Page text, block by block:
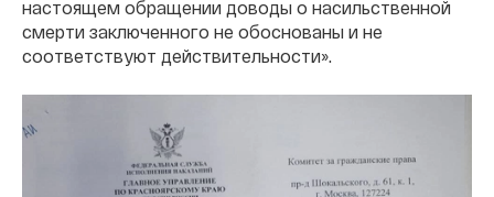
настоящем обращении доводы о насильственной
смерти заключенного не обоснованы и не
соответствуют действительности».